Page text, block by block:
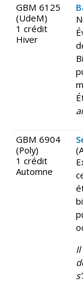
GBM 6125
(UdeM)
1 crédit
Hiver
GBM 6904
(Poly)
1 crédit
Automne
Il